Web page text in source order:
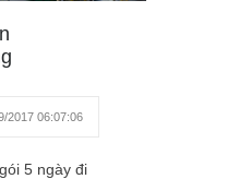
2017 06:07:06
5 ngày đi